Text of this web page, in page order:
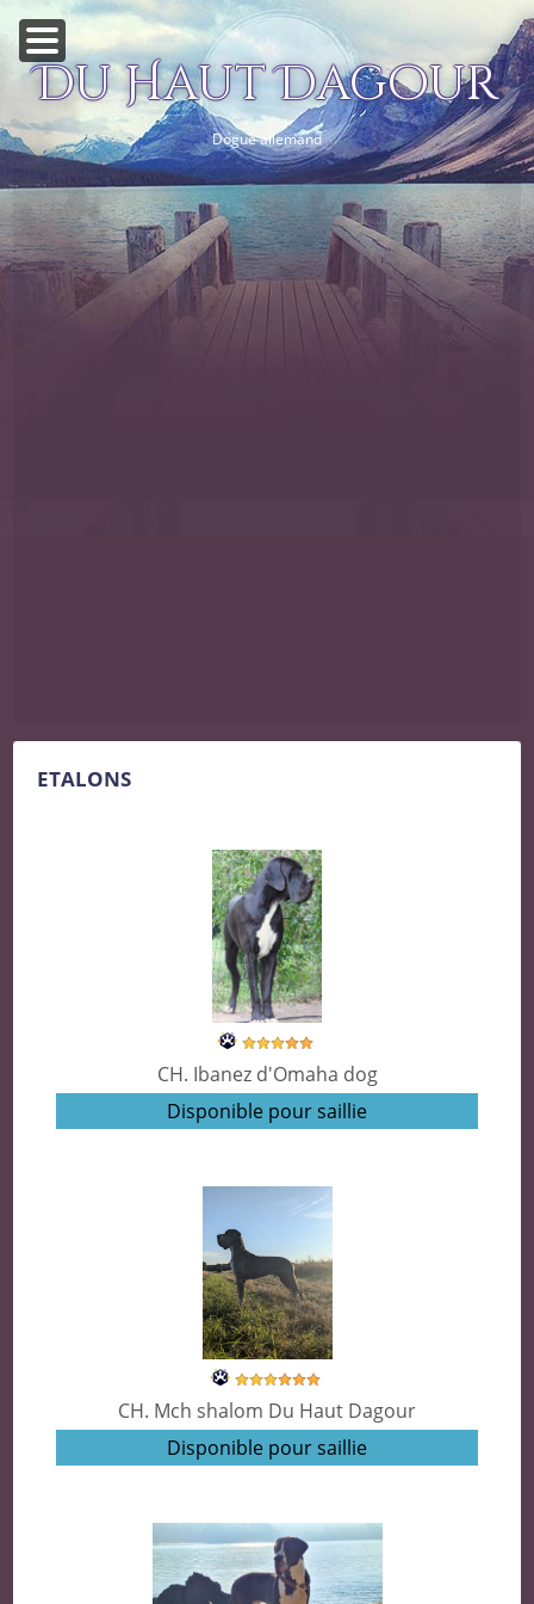
Du Haut Dagour
Dogue allemand
ETALONS
CH. Ibanez d'Omaha dog
Disponible pour saillie
CH. Mch shalom Du Haut Dagour
Disponible pour saillie